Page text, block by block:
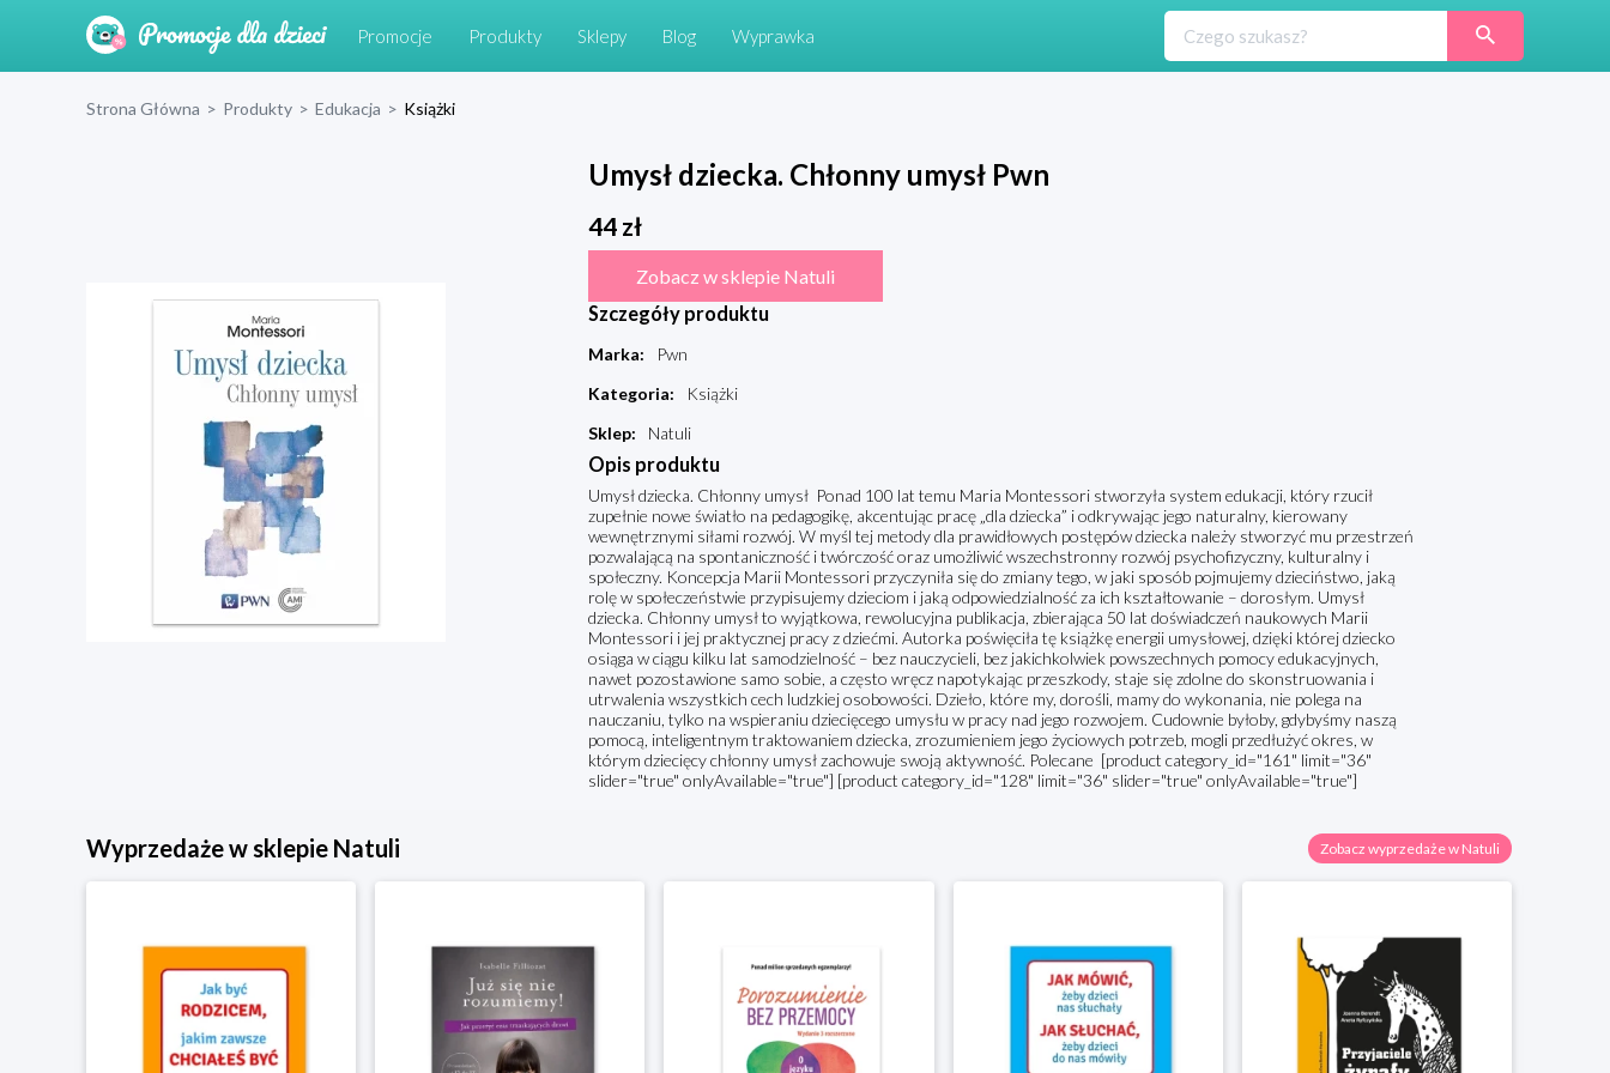
Promocje Produkty Sklepy Blog Wyprawka
Strona Główna > Produkty > Edukacja > Książki
Umysł dziecka. Chłonny umysł Pwn
44zł
Zobacz w sklepie Natuli
Szczegóły produktu
Marka:
Pwn
Kategoria:
Książki
Sklep: Natuli
Opis produktu
Umysł dziecka. Chłonny umysł Ponad 100 lat temu Maria Montessori stworzyła system edukacji, który rzucił
zupełnie nowe światło na pedagogikę, akcentując pracę „dla dziecka” i odkrywając jego naturalny, kierowany
wewnętrznymi siłami rozwój. W myśl tej metody dla prawidłowych postępów dziecka należy stworzyć mu przestrzeń
pozwalającą na spontaniczność i twórczość oraz umożliwić wszechstronny rozwój psychofizyczny, kulturalny i
społeczny. Koncepcja Marii Montessori przyczyniła się do zmiany tego, w jaki sposób pojmujemy dzieciństwo, jaką
rolę w społeczeństwie przypisujemy dzieciom i jaką odpowiedzialność za ich kształtowanie – dorosłym. Umysł
dziecka. Chłonny umysł to wyjątkowa, rewolucyjna publikacja, zbierająca 50 lat doświadczeń naukowych Marii
Montessori i jej praktycznej pracy z dziećmi. Autorka poświęciła tę książkę energii umysłowej, dzięki której dziecko
osiąga w ciągu kilku lat samodzielność – bez nauczycieli, bez jakichkolwiek powszechnych pomocy edukacyjnych,
nawet pozostawione samo sobie, a często wręcz napotykając przeszkody, staje się zdolne do skonstruowania i
utrwalenia wszystkich cech ludzkiej osobowości. Dzieło, które my, dorośli, mamy do wykonania, nie polega na
nauczaniu, tylko na wspieraniu dziecięcego umysłu w pracy nad jego rozwojem. Cudownie byłoby, gdybyśmy naszą
pomocą, inteligentnym traktowaniem dziecka, zrozumieniem jego życiowych potrzeb, mogli przedłużyć okres, w
którym dziecięcy chłonny umysł zachowuje swoją aktywność. Polecane [product category_id="161" limit="36"
slider="true" onlyAvailable="true"] [product category_id="128" limit="36" slider="true" onlyAvailable="true"]
Wyprzedaże w sklepie Natuli Zobacz wyprzedaże w Natuli